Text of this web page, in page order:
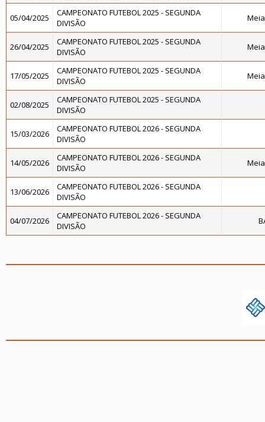
05/04/2025
CAMPEONATO FUTEBOL 2025 - SEGUNDA
DIVISÃO
26/04/2025
CAMPEONATO FUTEBOL 2025 - SEGUNDA
DIVISÃO
17/05/2025
CAMPEONATO FUTEBOL 2025 - SEGUNDA
DIVISÃO
02/08/2025
CAMPEONATO FUTEBOL 2025 - SEGUNDA
DIVISÃO
15/03/2026
CAMPEONATO FUTEBOL 2026 - SEGUNDA
DIVISÃO
14/05/2026
CAMPEONATO FUTEBOL 2026 - SEGUNDA
DIVISÃO
13/06/2026
CAMPEONATO FUTEBOL 2026 - SEGUNDA
DIVISÃO
04/07/2026
CAMPEONATO FUTEBOL 2026 - SEGUNDA
DIVISÃO